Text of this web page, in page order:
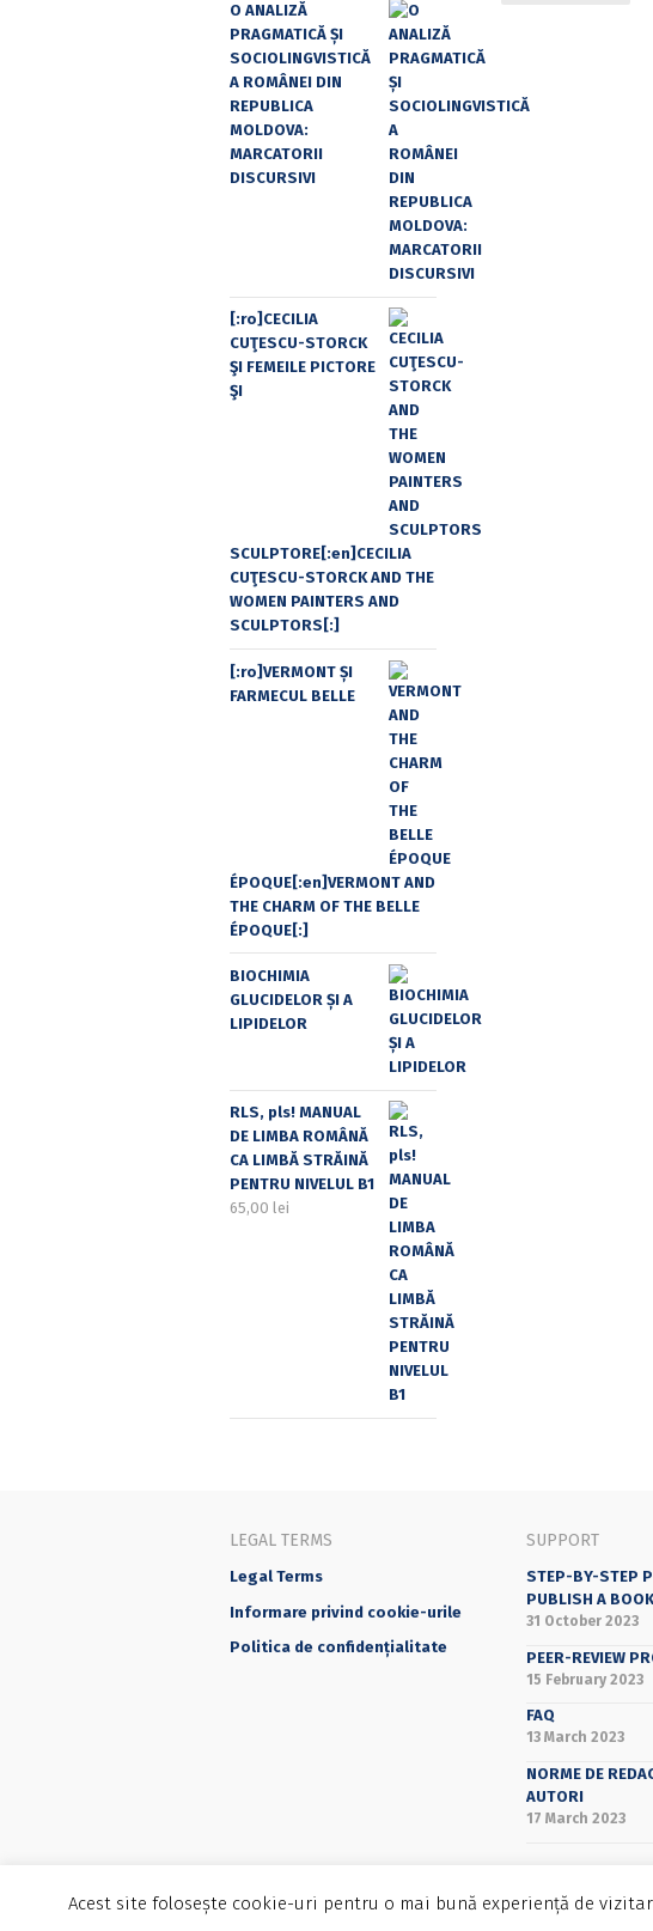
O ANALIZĂ
PRAGMATICĂ ȘI
SOCIOLINGVISTICĂ
A ROMÂNEI DIN
REPUBLICA
MOLDOVA:
MARCATORII
DISCURSIVI
[:ro]CECILIA
CUŢESCU-STORCK
ŞI FEMEILE PICTORE
ŞI
SCULPTORE[:en]CECILIA
CUŢESCU-STORCK AND THE
WOMEN PAINTERS AND
SCULPTORS[:]
[:ro]VERMONT ȘI
FARMECUL BELLE
ÉPOQUE[:en]VERMONT AND
THE CHARM OF THE BELLE
ÉPOQUE[:]
BIOCHIMIA
GLUCIDELOR ȘI A
LIPIDELOR
RLS, pls! MANUAL
DE LIMBA ROMÂNĂ
CA LIMBĂ STRĂINĂ
PENTRU NIVELUL B1
65,00 lei
LEGAL TERMS
Legal Terms
Informare privind cookie-urile
Politica de confidențialitate
SUPPORT
STEP-BY-STEP
PUBLISH A BOOK
31 October 2023
PEER-REVIEW
15 February 2023
FAQ
13 March 2023
NORME DE
AUTORI
17 March 2023
©2025 Editura Universității din București - Bucharest
Acest site folosește cookie-uri pentru o mai bună experiență de